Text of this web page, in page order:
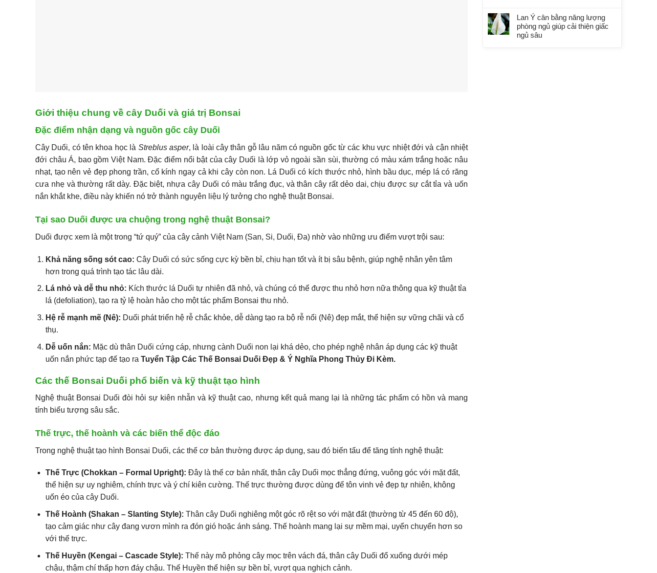
Giới thiệu chung về cây Duối và giá trị Bonsai
Đặc điểm nhận dạng và nguồn gốc cây Duối
Cây Duối, có tên khoa học là Streblus asper, là loài cây thân gỗ lâu năm có nguồn gốc từ các khu vực nhiệt đới và cận nhiệt
đới châu Á, bao gồm Việt Nam. Đặc điểm nổi bật của cây Duối là lớp vỏ ngoài sần sùi, thường có màu xám trắng hoặc nâu
nhạt, tạo nên vẻ đẹp phong trần, cổ kính ngay cả khi cây còn non. Lá Duối có kích thước nhỏ, hình bầu dục, mép lá có răng
cưa nhẹ và thường rất dày. Đặc biệt, nhựa cây Duối có màu trắng đục, và thân cây rất dẻo dai, chịu được sự cắt tỉa và uốn
nắn khắt khe, điều này khiến nó trở thành nguyên liệu lý tưởng cho nghệ thuật Bonsai.
Tại sao Duối được ưa chuộng trong nghệ thuật Bonsai?
Duối được xem là một trong “tứ quý” của cây cảnh Việt Nam (San, Si, Duối, Đa) nhờ vào những ưu điểm vượt trội sau:
Khả năng sống sót cao: Cây Duối có sức sống cực kỳ bền bỉ, chịu hạn tốt và ít bị sâu bệnh, giúp nghệ nhân yên tâm
hơn trong quá trình tạo tác lâu dài.
Lá nhỏ và dễ thu nhỏ: Kích thước lá Duối tự nhiên đã nhỏ, và chúng có thể được thu nhỏ hơn nữa thông qua kỹ thuật tỉa
lá (defoliation), tạo ra tỷ lệ hoàn hảo cho một tác phẩm Bonsai thu nhỏ.
Hệ rễ mạnh mẽ (Nê): Duối phát triển hệ rễ chắc khỏe, dễ dàng tạo ra bộ rễ nổi (Nê) đẹp mắt, thể hiện sự vững chãi và cổ
thụ.
Dễ uốn nắn: Mặc dù thân Duối cứng cáp, nhưng cành Duối non lại khá dẻo, cho phép nghệ nhân áp dụng các kỹ thuật
uốn nắn phức tạp để tạo ra Tuyển Tập Các Thế Bonsai Duối Đẹp & Ý Nghĩa Phong Thủy Đi Kèm.
Các thế Bonsai Duối phổ biến và kỹ thuật tạo hình
Nghệ thuật Bonsai Duối đòi hỏi sự kiên nhẫn và kỹ thuật cao, nhưng kết quả mang lại là những tác phẩm có hồn và mang
tính biểu tượng sâu sắc.
Thế trực, thế hoành và các biến thể độc đáo
Trong nghệ thuật tạo hình Bonsai Duối, các thế cơ bản thường được áp dụng, sau đó biến tấu để tăng tính nghệ thuật:
Thế Trực (Chokkan – Formal Upright): Đây là thế cơ bản nhất, thân cây Duối mọc thẳng đứng, vuông góc với mặt đất,
thể hiện sự uy nghiêm, chính trực và ý chí kiên cường. Thế trực thường được dùng để tôn vinh vẻ đẹp tự nhiên, không
uốn éo của cây Duối.
Thế Hoành (Shakan – Slanting Style): Thân cây Duối nghiêng một góc rõ rệt so với mặt đất (thường từ 45 đến 60 độ),
tạo cảm giác như cây đang vươn mình ra đón gió hoặc ánh sáng. Thế hoành mang lại sự mềm mại, uyển chuyển hơn so
với thế trực.
Thế Huyền (Kengai – Cascade Style): Thế này mô phỏng cây mọc trên vách đá, thân cây Duối đổ xuống dưới mép
chậu, thậm chí thấp hơn đáy chậu. Thế Huyền thể hiện sự bền bỉ, vượt qua nghịch cảnh.
Lan Ý cân bằng năng lượng
phòng ngủ giúp cải thiện giấc
ngủ sâu